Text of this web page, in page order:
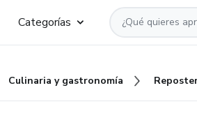
Categorías
Culinaria y gastronomía